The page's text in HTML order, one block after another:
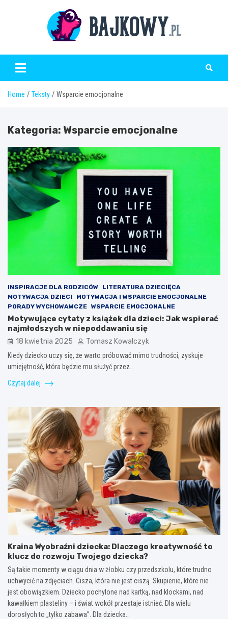
Bajkowy.pl
Home Teksty Wsparcie emocjonalne
Kategoria: Wsparcie emocjonalne
INSPIRACJE DLA RODZICÓW
LITERATURA DZIECIĘCA
MOTYWACJA DZIECI
MOTYWACJA I WSPARCIE EMOCJONALNE
PORADY WYCHOWAWCZE WSPARCIE EMOCJONALNE
Motywujące cytaty z książek dla dzieci: Jak wspierać
najmłodszych w niepoddawaniu się
18 kwietnia 2025 Tomasz Kowalczyk
Kiedy dziecko uczy się, że warto próbować mimo trudności, zyskuje
umiejętność, która będzie mu służyć przez…
Czytaj dalej
Kraina Wyobraźni dziecka: Dlaczego kreatywność to
klucz do rozwoju Twojego dziecka?
Są takie momenty w ciągu dnia w żłobku czy przedszkolu, które trudno
uchwycić na zdjęciach. Cisza, która nie jest ciszą. Skupienie, które nie
jest obowiązkiem. Dziecko pochylone nad kartką, nad klockami, nad
kawałkiem plasteliny – i świat wokół przestaje istnieć. Dla wielu
dorosłych to „tylko zabawa”. Dla dziecka…